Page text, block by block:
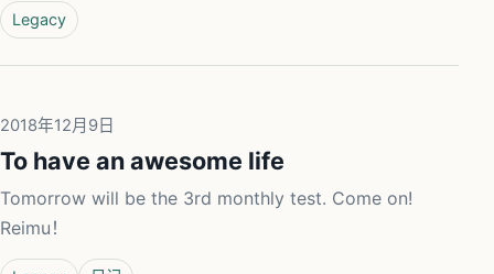
Legacy
2018年12月9日
To have an awesome life
Tomorrow will be the 3rd monthly test. Come on!
Reimu！